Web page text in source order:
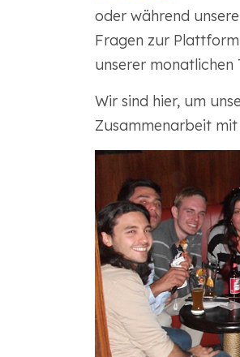
oder während
Fragen zur Plattform
unserer monatlichen
Wir sind hier, um
Zusammenarbeit